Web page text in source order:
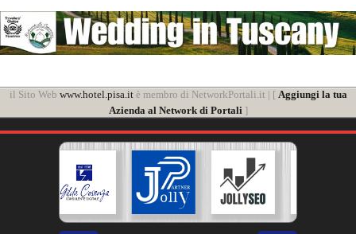
il Sito Web www.hotel.pisa.itè membro di NetworkPortali.it | [ Aggiungi la tua
Azienda al Network di Portali]